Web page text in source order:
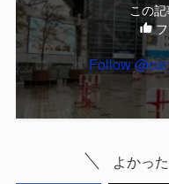
この
フ
Follow
よかっ